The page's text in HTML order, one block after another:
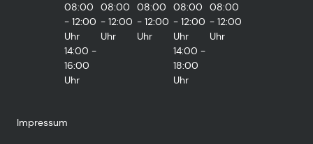
08:00
- 12:00
Uhr
14:00 -
16:00
Uhr
08:00
- 12:00
Uhr
08:00
- 12:00
Uhr
08:00
- 12:00
Uhr
14:00 -
18:00
Uhr
08:00
- 12:00
Uhr
Impressum